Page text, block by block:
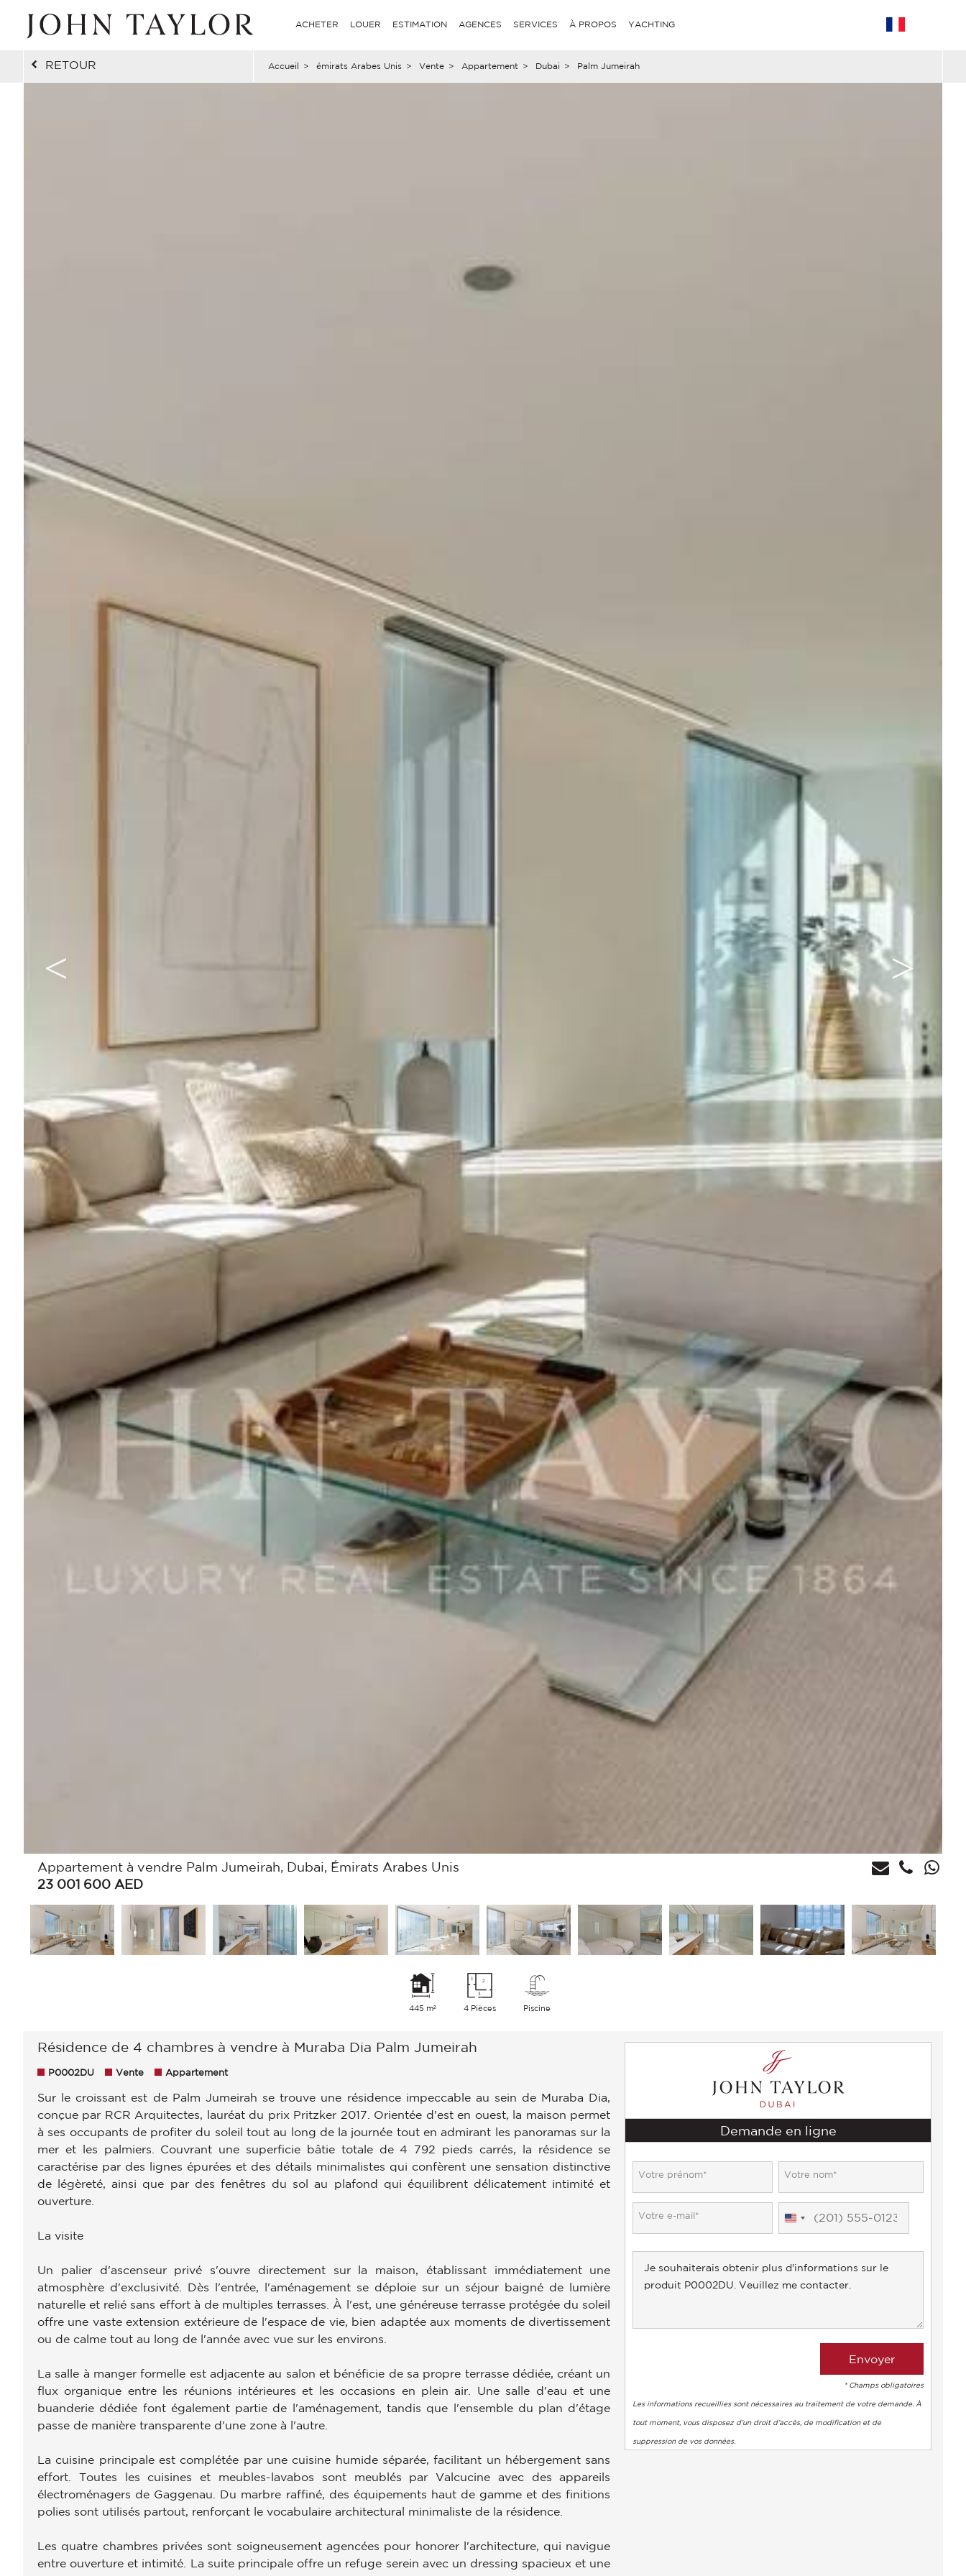
ACHETER LOUER ESTIMATION AGENCES SERVICES À PROPOS YACHTING
RETOUR Accueil > émirats Arabes Unis > Vente > Appartement > Dubai > Palm Jumeirah
Appartement à vendre Palm Jumeirah, Dubai, Émirats Arabes Unis
23 001 600 AED
445 m² 4 Pièces Piscine
Résidence de 4 chambres à vendre à Muraba Dia Palm Jumeirah
P0002DU Vente Appartement
Sur le croissant est de Palm Jumeirah se trouve une résidence impeccable au sein de Muraba Dia,
conçue par RCR Arquitectes, lauréat du prix Pritzker 2017. Orientée d'est en ouest, la maison permet
à ses occupants de profiter du soleil tout au long de la journée tout en admirant les panoramas sur la
mer et les palmiers. Couvrant une superficie bâtie totale de 4 792 pieds carrés, la résidence se
caractérise par des lignes épurées et des détails minimalistes qui confèrent une sensation distinctive
de légèreté, ainsi que par des fenêtres du sol au plafond qui équilibrent délicatement intimité et
ouverture.
La visite
Un palier d'ascenseur privé s'ouvre directement sur la maison, établissant immédiatement une
atmosphère d'exclusivité. Dès l'entrée, l'aménagement se déploie sur un séjour baigné de lumière
naturelle et relié sans effort à de multiples terrasses. À l'est, une généreuse terrasse protégée du soleil
offre une vaste extension extérieure de l'espace de vie, bien adaptée aux moments de divertissement
ou de calme tout au long de l'année avec vue sur les environs.
La salle à manger formelle est adjacente au salon et bénéficie de sa propre terrasse dédiée, créant un
flux organique entre les réunions intérieures et les occasions en plein air. Une salle d'eau et une
buanderie dédiée font également partie de l'aménagement, tandis que l'ensemble du plan d'étage
passe de manière transparente d'une zone à l'autre.
La cuisine principale est complétée par une cuisine humide séparée, facilitant un hébergement sans
effort. Toutes les cuisines et meubles-lavabos sont meublés par Valcucine avec des appareils
électroménagers de Gaggenau. Du marbre raffiné, des équipements haut de gamme et des finitions
polies sont utilisés partout, renforçant le vocabulaire architectural minimaliste de la résidence.
Les quatre chambres privées sont soigneusement agencées pour honorer l'architecture, qui navigue
entre ouverture et intimité. La suite principale offre un refuge serein avec un dressing spacieux et une
Demande en ligne
United
* Champs obligatoires
Les informations recueillies sont nécessaires au traitement de votre demande. À
tout moment, vous disposez d’un droit d’accès, de modification et de
suppression de vos données.